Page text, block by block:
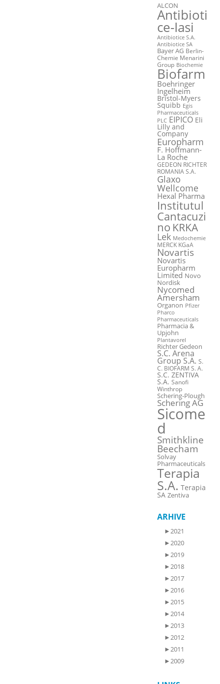
ALCON
Antibioti
ce-Iasi
Antibiotice S.A.
Antibiotice SA
Bayer AG Berlin-
Chemie Menarini
Group Biochemie
Biofarm
Boehringer
Ingelheim
Bristol-Myers
Squibb Egis
Pharmaceuticals
PLC EIPICO Eli
Lilly and
Company
Europharm
F. Hoffmann-
La Roche
GEDEON RICHTER
ROMANIA S.A.
Glaxo
Wellcome
Hexal Pharma
Institutul
Cantacuzi
no KRKA
Lek Medochemie
MERCK KGaA
Novartis
Novartis
Europharm
Limited Novo
Nordisk
Nycomed
Amersham
Organon Pfizer
Pharco
Pharmaceuticals
Pharmacia &
Upjohn
Plantavorel
Richter Gedeon
S.C. Arena
Group S.A. S.
C. BIOFARM S. A.
S.C. ZENTIVA
S.A. Sanofi
Winthrop
Schering-Plough
Schering AG
Sicome
d
Smithkline
Beecham
Solvay
Pharmaceuticals
Terapia
S.A. Terapia
SA Zentiva
ARHIVE
►2021
►2020
►2019
►2018
►2017
►2016
►2015
►2014
►2013
►2012
►2011
►2009